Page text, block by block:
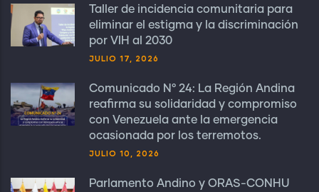
Taller de incidencia comunitaria para
eliminar el estigma y la discriminación
por VIH al 2030
JULIO 17, 2026
Comunicado N° 24: La Región Andina
reafirma su solidaridad y compromiso
con Venezuela ante la emergencia
ocasionada por los terremotos.
JULIO 10, 2026
Parlamento Andino y ORAS-CONHU